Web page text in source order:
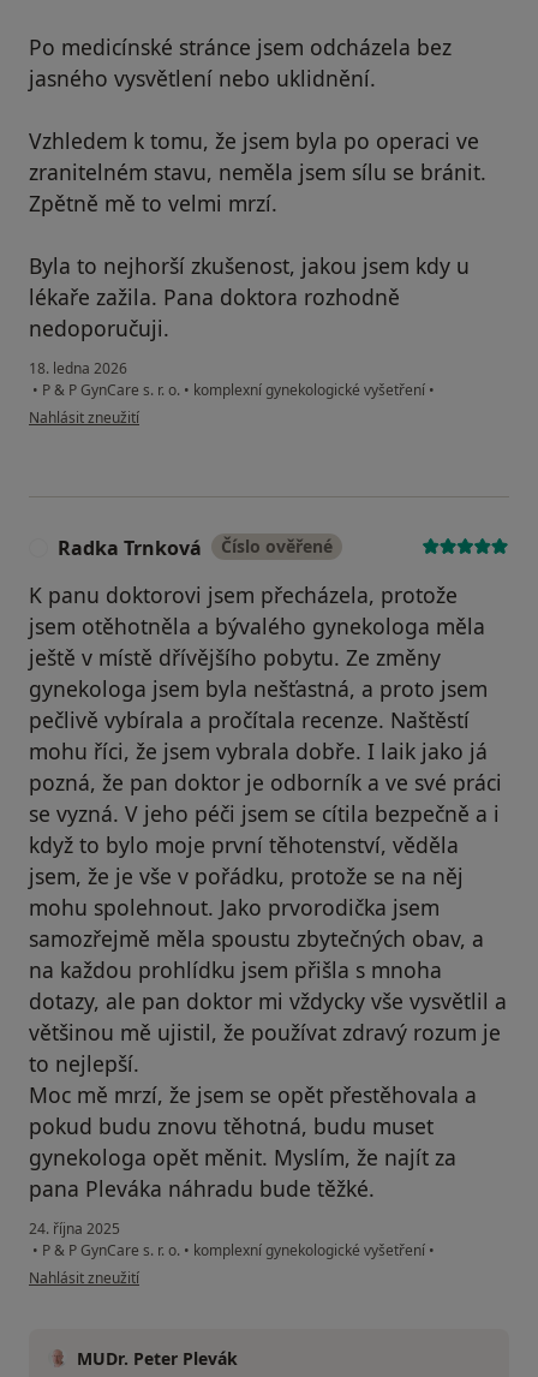
Po medicínské stránce jsem odcházela bez
jasného vysvětlení nebo uklidnění.
Vzhledem k tomu, že jsem byla po operaci ve
zranitelném stavu, neměla jsem sílu se bránit.
Zpětně mě to velmi mrzí.
Byla to nejhorší zkušenost, jakou jsem kdy u
lékaře zažila. Pana doktora rozhodně
nedoporučuji.
18. ledna 2026
• P & P GynCare s. r. o. • komplexní gynekologické vyšetření •
podle názoru uživatele P.V.
Nahlásit zneužití
Radka Trnková Číslo ověřené
K panu doktorovi jsem přecházela, protože
jsem otěhotněla a bývalého gynekologa měla
ještě v místě dřívějšího pobytu. Ze změny
gynekologa jsem byla nešťastná, a proto jsem
pečlivě vybírala a pročítala recenze. Naštěstí
mohu říci, že jsem vybrala dobře. I laik jako já
pozná, že pan doktor je odborník a ve své práci
se vyzná. V jeho péči jsem se cítila bezpečně a i
když to bylo moje první těhotenství, věděla
jsem, že je vše v pořádku, protože se na něj
mohu spolehnout. Jako prvorodička jsem
samozřejmě měla spoustu zbytečných obav, a
na každou prohlídku jsem přišla s mnoha
dotazy, ale pan doktor mi vždycky vše vysvětlil a
většinou mě ujistil, že používat zdravý rozum je
to nejlepší.
Moc mě mrzí, že jsem se opět přestěhovala a
pokud budu znovu těhotná, budu muset
gynekologa opět měnit. Myslím, že najít za
pana Pleváka náhradu bude těžké.
24. října 2025
• P & P GynCare s. r. o. • komplexní gynekologické vyšetření •
podle názoru uživatele Radka Trnková
Nahlásit zneužití
MUDr. Peter Plevák